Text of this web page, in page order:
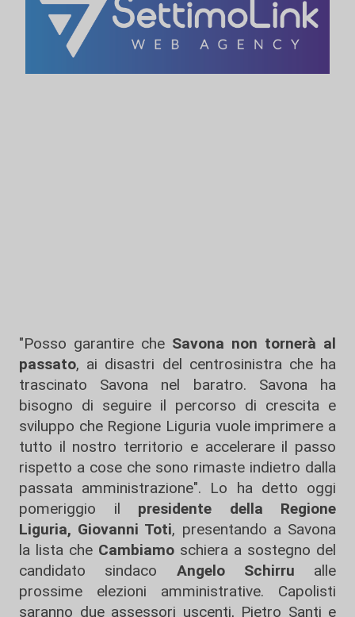
"Posso garantire che Savona non tornerà al
passato, ai disastri del centrosinistra che ha
trascinato Savona nel baratro. Savona ha
bisogno di seguire il percorso di crescita e
sviluppo che Regione Liguria vuole imprimere a
tutto il nostro territorio e accelerare il passo
rispetto a cose che sono rimaste indietro dalla
passata amministrazione". Lo ha detto oggi
pomeriggio il presidente della Regione
Liguria, Giovanni Toti, presentando a Savona
la lista che Cambiamo schiera a sostegno del
candidato sindaco Angelo Schirru alle
prossime elezioni amministrative. Capolisti
saranno due assessori uscenti, Pietro Santi e